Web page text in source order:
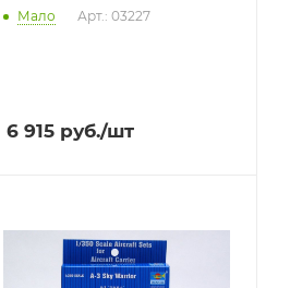
Мало Арт.: 03227
6 915 руб./шт